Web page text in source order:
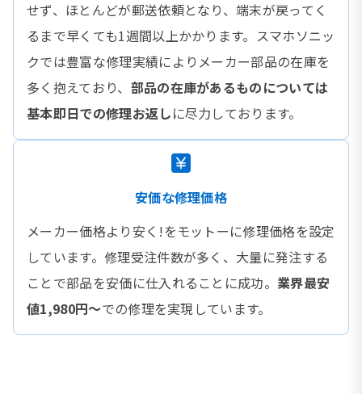
せず、ほとんどが郵送依頼となり、端末が戻ってく
るまで早くても1週間以上かかります。スマホソニッ
クでは豊富な修理実績によりメーカー部品の在庫を
多く抱えており、 部品の在庫があるものについては
基本即日での修理お返しに尽力しております。
安価な修理価格
メーカー価格より安く!をモットーに修理価格を設定
しています。修理受注件数が多く、大量に発注する
ことで部品を安価に仕入れることに成功。 業界最安
値1,980円〜での修理を実現しています。